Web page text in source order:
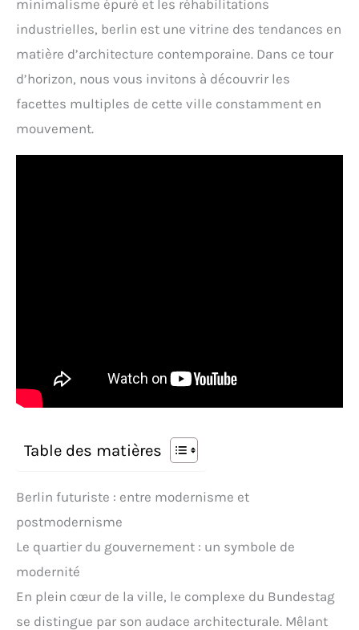
minimalisme épuré et les réhabilitations
industrielles, berlin est une vitrine des tendances en
matière d’architecture contemporaine. Dans ce tour
d’horizon, nous vous invitons à découvrir les
facettes multiples de cette ville constamment en
mouvement.
Table des matières
Berlin futuriste : entre modernisme et
postmodernisme
Le quartier du gouvernement : un symbole de
modernité
En plein cœur de la ville, le complexe du Bundestag
se distingue par son audace architecturale. Mêlant